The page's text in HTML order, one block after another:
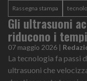
Rassegna stampa
Gli ultrasuoni
riducono i
07 maggio 2026 |
La tecnologia fa passi
ultrasuoni che